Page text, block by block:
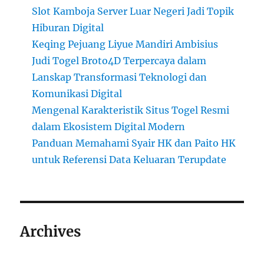
Slot Kamboja Server Luar Negeri Jadi Topik
Hiburan Digital
Keqing Pejuang Liyue Mandiri Ambisius
Judi Togel Broto4D Terpercaya dalam
Lanskap Transformasi Teknologi dan
Komunikasi Digital
Mengenal Karakteristik Situs Togel Resmi
dalam Ekosistem Digital Modern
Panduan Memahami Syair HK dan Paito HK
untuk Referensi Data Keluaran Terupdate
Archives